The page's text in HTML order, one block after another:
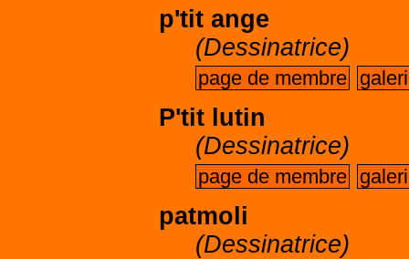
p'tit ange
(Dessinatrice)
page de membre
P'tit lutin
(Dessinatrice)
page de membre
patmoli
(Dessinatrice)